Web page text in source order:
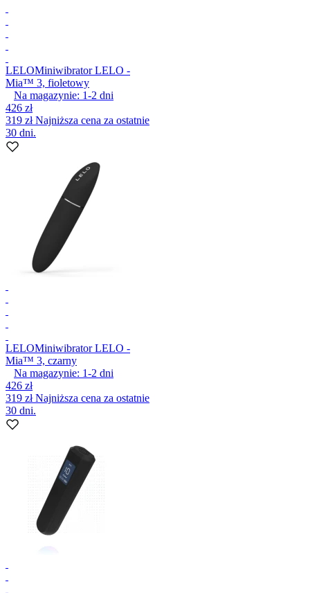
LELOMiniwibrator LELO -
Mia™ 3, fioletowy
Na magazynie: 1-2 dni
426 zł
319 złNajniższa cena za ostatnie
30 dni.
LELOMiniwibrator LELO -
Mia™ 3, czarny
Na magazynie: 1-2 dni
426 zł
319 złNajniższa cena za ostatnie
30 dni.